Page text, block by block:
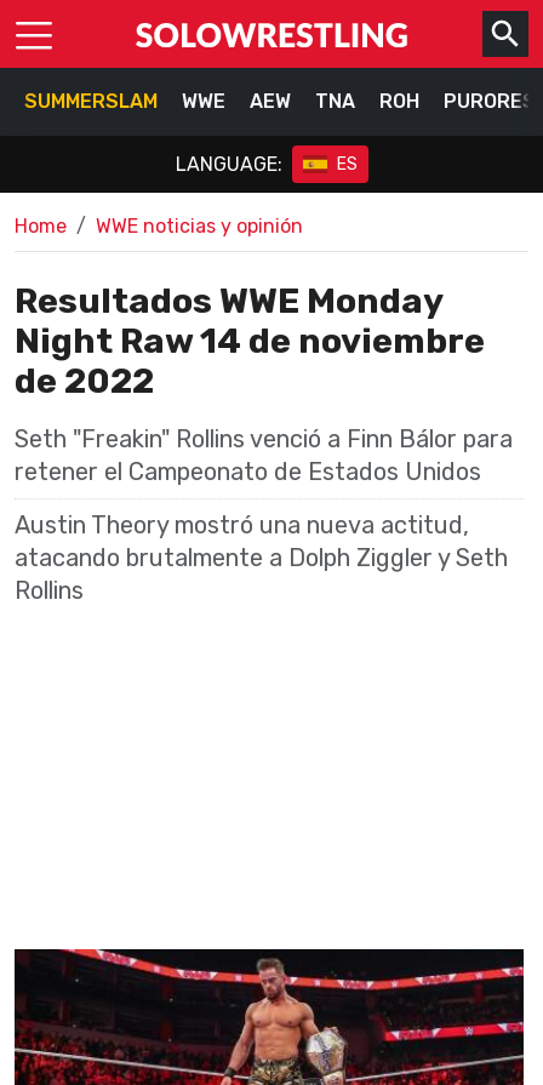
SUMMERSLAM WWE AEW TNA ROH
LANGUAGE: ES
Home WWE noticias y opinión
Resultados WWE Monday
Night Raw 14 de noviembre
de 2022
Seth "Freakin" Rollins venció a Finn Bálor para
retener el Campeonato de Estados Unidos
Austin Theory mostró una nueva actitud,
atacando brutalmente a Dolph Ziggler y Seth
Rollins